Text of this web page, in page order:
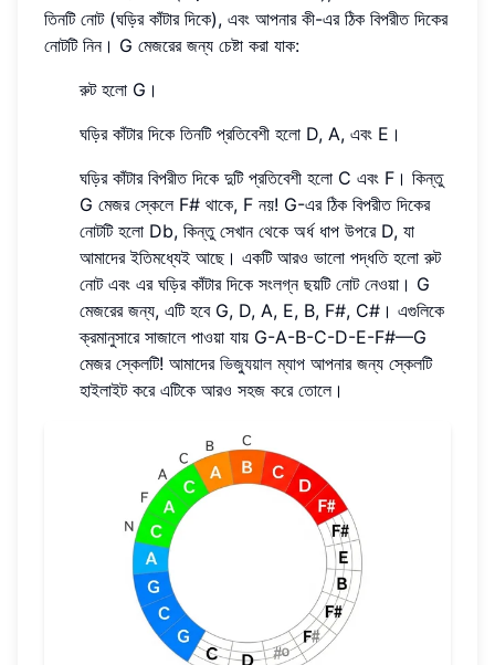
তিনটি নোট (ঘড়ির কাঁটার দিকে), এবং আপনার কী-এর ঠিক বিপরীত দিকের
নোটটি নিন। G মেজরের জন্য চেষ্টা করা যাক:
রুট হলো G।
ঘড়ির কাঁটার দিকে তিনটি প্রতিবেশী হলো D, A, এবং E।
ঘড়ির কাঁটার বিপরীত দিকে দুটি প্রতিবেশী হলো C এবং F। কিন্তু
G মেজর স্কেলে F# থাকে, F নয়! G-এর ঠিক বিপরীত দিকের
নোটটি হলো Db, কিন্তু সেখান থেকে অর্ধ ধাপ উপরে D, যা
আমাদের ইতিমধ্যেই আছে। একটি আরও ভালো পদ্ধতি হলো রুট
নোট এবং এর ঘড়ির কাঁটার দিকে সংলগ্ন ছয়টি নোট নেওয়া। G
মেজরের জন্য, এটি হবে G, D, A, E, B, F#, C#। এগুলিকে
ক্রমানুসারে সাজালে পাওয়া যায় G-A-B-C-D-E-F#—G
মেজর স্কেলটি! আমাদের ভিজ্যুয়াল ম্যাপ আপনার জন্য স্কেলটি
হাইলাইট করে এটিকে আরও সহজ করে তোলে।